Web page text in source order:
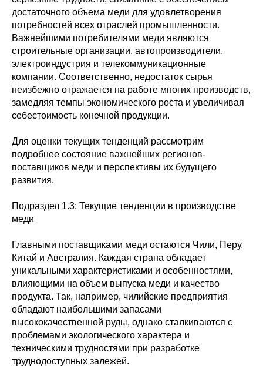
достаточного объема меди для удовлетворения
потребностей всех отраслей промышленности.
Важнейшими потребителями меди являются
строительные организации, автопроизводители,
электроиндустрия и телекоммуникационные
компании. Соответственно, недостаток сырья
неизбежно отражается на работе многих производств,
замедляя темпы экономического роста и увеличивая
себестоимость конечной продукции.
Для оценки текущих тенденций рассмотрим
подробнее состояние важнейших регионов-
поставщиков меди и перспективы их будущего
развития.
Подраздел 1.3: Текущие тенденции в производстве
меди
Главными поставщиками меди остаются Чили, Перу,
Китай и Австралия. Каждая страна обладает
уникальными характеристиками и особенностями,
влияющими на объем выпуска меди и качество
продукта. Так, например, чилийские предприятия
обладают наибольшими запасами
высококачественной руды, однако сталкиваются с
проблемами экологического характера и
техническими трудностями при разработке
труднодоступных залежей.